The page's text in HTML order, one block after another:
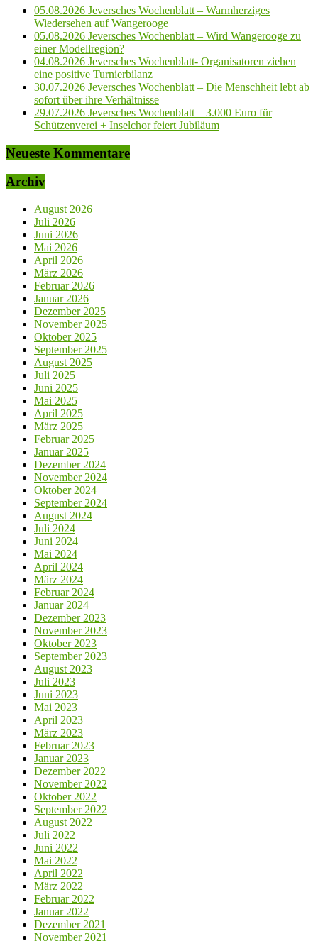
05.08.2026 Jeversches Wochenblatt – Warmherziges
Wiedersehen auf Wangerooge
05.08.2026 Jeversches Wochenblatt – Wird Wangerooge zu
einer Modellregion?
04.08.2026 Jeversches Wochenblatt- Organisatoren ziehen
eine positive Turnierbilanz
30.07.2026 Jeversches Wochenblatt – Die Menschheit lebt ab
sofort über ihre Verhältnisse
29.07.2026 Jeversches Wochenblatt – 3.000 Euro für
Schützenverei + Inselchor feiert Jubiläum
Neueste Kommentare
Archiv
August 2026
Juli 2026
Juni 2026
Mai 2026
April 2026
März 2026
Februar 2026
Januar 2026
Dezember 2025
November 2025
Oktober 2025
September 2025
August 2025
Juli 2025
Juni 2025
Mai 2025
April 2025
März 2025
Februar 2025
Januar 2025
Dezember 2024
November 2024
Oktober 2024
September 2024
August 2024
Juli 2024
Juni 2024
Mai 2024
April 2024
März 2024
Februar 2024
Januar 2024
Dezember 2023
November 2023
Oktober 2023
September 2023
August 2023
Juli 2023
Juni 2023
Mai 2023
April 2023
März 2023
Februar 2023
Januar 2023
Dezember 2022
November 2022
Oktober 2022
September 2022
August 2022
Juli 2022
Juni 2022
Mai 2022
April 2022
März 2022
Februar 2022
Januar 2022
Dezember 2021
November 2021